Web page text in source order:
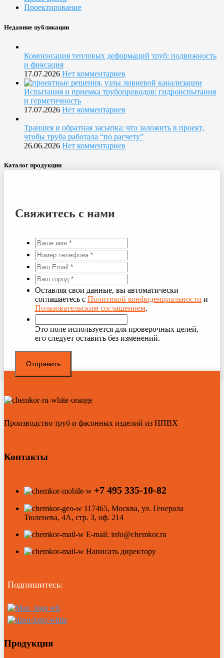
Проектирование
Недавние публикации
Компенсация тепловых деформаций труб: подвижность
и фиксация
17.07.2026 Нет комментариев
Испытания и приемка трубопроводов: гидроиспытания
и герметичность
17.07.2026 Нет комментариев
Траншея и обратная засыпка: что заложить в проект,
чтобы труба работала “по расчету”
26.06.2026 Нет комментариев
Каталог продукции
Свяжитесь с нами
Оставляя свои данные, вы автоматически
соглашаетесь с Политикой конфиденциальности и
Пользовательским соглашением.
Это поле используется для проверочных целей,
его следует оставить без изменений.
Производство труб и фасонных изделий из НПВХ
Контакты
+7 495 335-10-82
117465, Москва, ул. Генерала
Тюленева, 4А, стр. 3, оф. 214
E-mail: info@chemkor.ru
Написать директору
Подпишитесь:
Продукция